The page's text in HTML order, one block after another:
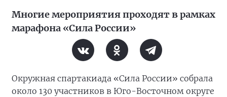
Многие мероприятия проходят в рамках
марафона «Сила России»
Окружная спартакиада «Сила России» собрала
около 130 участников в Юго-Восточном округе